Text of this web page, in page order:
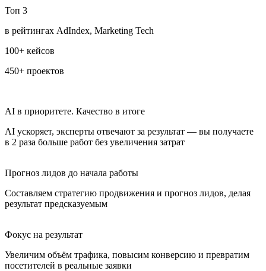
Топ 3
в рейтингах AdIndex, Marketing Tech
100+ кейсов
450+ проектов
AI в приоритете. Качество в итоге
AI ускоряет, эксперты отвечают за результат — вы получаете
в 2 раза больше работ без увеличения затрат
Прогноз лидов до начала работы
Составляем стратегию продвижения и прогноз лидов, делая
результат предсказуемым
Фокус на результат
Увеличим объём трафика, повысим конверсию и превратим
посетителей в реальные заявки